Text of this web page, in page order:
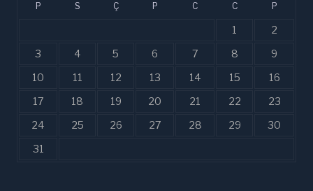
P S Ç P C C P
1
2
3
4 5 6 7 8
9
10
11 12 13 14 15
16
17
18 19 20 21 22
23
24
25 26 27 28 29
30
31